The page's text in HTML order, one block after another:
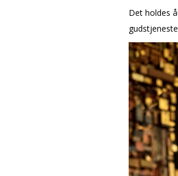
Det holdes